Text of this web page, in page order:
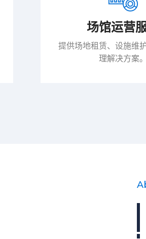
场馆运营
提供场地租赁、设施维
理解决方案。